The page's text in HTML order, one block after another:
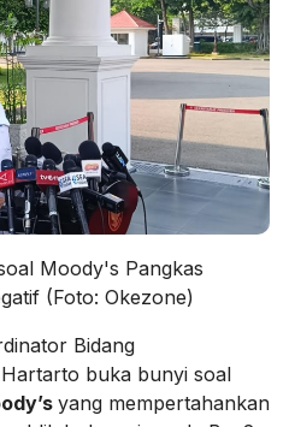
Moody's Pangkas
(Foto: Okezone)
Bidang
buka bunyi soal
yang mempertahankan